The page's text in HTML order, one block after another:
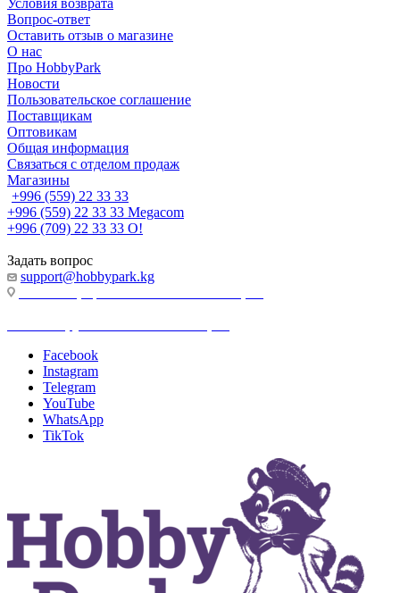
Условия возврата
Вопрос-ответ
Оставить отзыв о магазине
О нас
Про HobbyPark
Новости
Пользовательское соглашение
Поставщикам
Оптовикам
Общая информация
Связаться с отделом продаж
Магазины
+996 (559) 22 33 33
+996 (559) 22 33 33 Megacom
+996 (709) 22 33 33 O!
Задать вопрос
support@hobbypark.kg
Facebook
Instagram
Telegram
YouTube
WhatsApp
TikTok